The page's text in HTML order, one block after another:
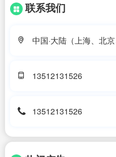
联系我们
中国·大陆（上海、北
13512131526
13512131526